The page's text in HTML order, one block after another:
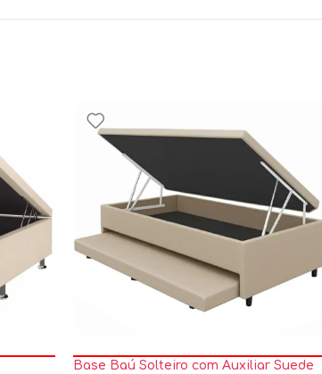
Base Baú Solteiro com Auxiliar Suede